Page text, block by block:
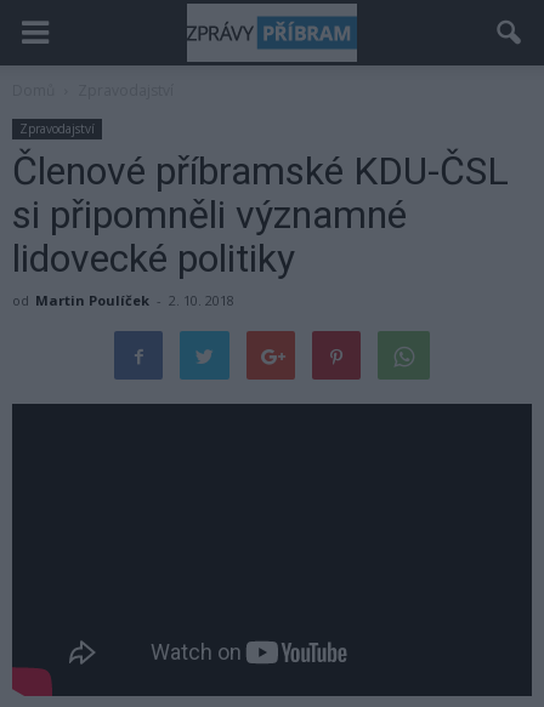
Zpravodajství
Členové příbramské KDU-ČSL
si připomněli významné
lidovecké politiky
od Martin Poulíček - 2. 10. 2018